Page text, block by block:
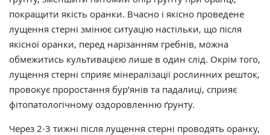
покращити якість оранки. Вчасно і якісно проведене
лущення стерні змінює ситуацію настільки, що після
якісної оранки, перед нарізанням гребнів, можна
обмежитись культивацією лише в один слід. Окрім того,
лущення стерні сприяє мінералізації рослинних решток,
провокує проростання бур’янів та падалиці, сприяє
фітопатологічному оздоровленню ґрунту.
Через 2-3 тижні після лущення стерні проводять оранку,